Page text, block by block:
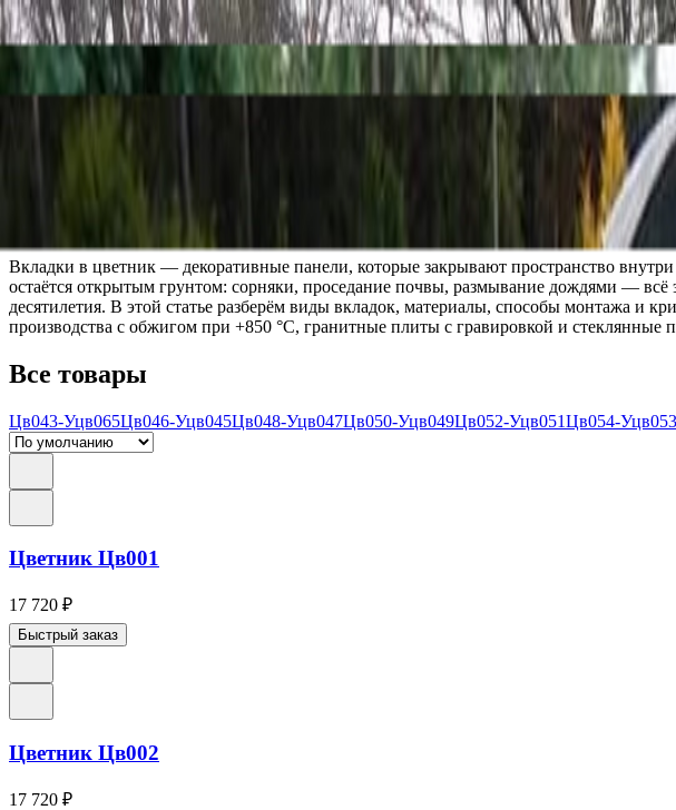
Вкладки в цветник
Вкладки в цветник — декоративные панели, которые закрывают пространство
остаётся открытым грунтом: сорняки, проседание почвы, размывание дождями — всё
десятилетия. В этой статье разберём виды вкладок, материалы, способы монтажа и
производства с обжигом при +850 °C, гранитные плиты с гравировкой и
Все товары
Цв043-Уцв065Цв046-Уцв045Цв048-Уцв047Цв050-Уцв049Цв052-Уцв051Цв054-Уцв053
Цветник Цв001
17 720 ₽
Быстрый заказ
Цветник Цв002
17 720 ₽